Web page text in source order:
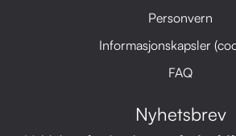
Personvern
Informasjonskapsler
FAQ
Nyhetsbrev